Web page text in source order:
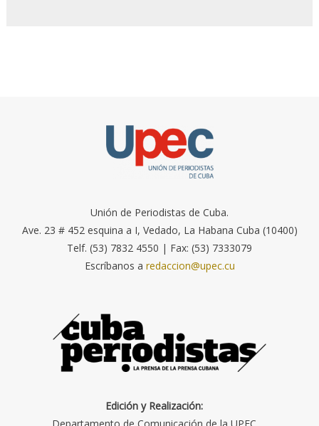
Unión de Periodistas de Cuba.
Ave. 23 # 452 esquina a I, Vedado, La Habana Cuba (10400)
Telf. (53) 7832 4550 | Fax: (53) 7333079
Escríbanos a redaccion@upec.cu
Edición y Realización: